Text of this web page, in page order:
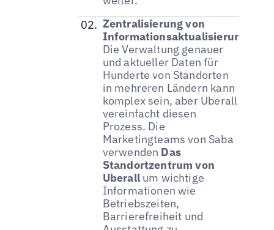
Zentralisierung von
Informationsaktualisierungen:
Die Verwaltung genauer
und aktueller Daten für
Hunderte von Standorten
in mehreren Ländern kann
komplex sein, aber Uberall
vereinfacht diesen
Prozess. Die
Marketingteams von Saba
verwenden Das
Standortzentrum von
Uberallum wichtige
Informationen wie
Betriebszeiten,
Barrierefreiheit und